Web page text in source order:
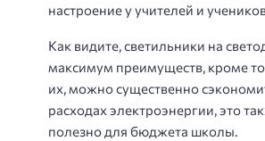
настроение у учителей и
Как видите, светильники на
максимум преимуществ, кроме
их, можно существенно
расходах электроэнергии, это
полезно для бюджета школы.